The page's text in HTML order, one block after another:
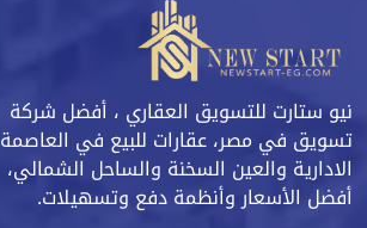
نيو ستارت للتسويق العقاري ، أفضل شركة
تسويق في مصر، عقارات للبيع في العاصمة
الادارية والعين السخنة والساحل الشمالي،
أفضل الأسعار وأنظمة دفع وتسهيلات.